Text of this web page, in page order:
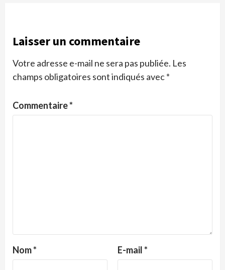
Laisser un commentaire
Votre adresse e-mail ne sera pas publiée. Les
champs obligatoires sont indiqués avec*
Commentaire*
Nom* E-mail*